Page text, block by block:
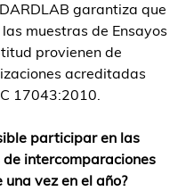
garantiza que
muestras de Ensayos
provienen de
acreditadas
17043:2010.
participar en las
de intercomparaciones
una vez en el año?